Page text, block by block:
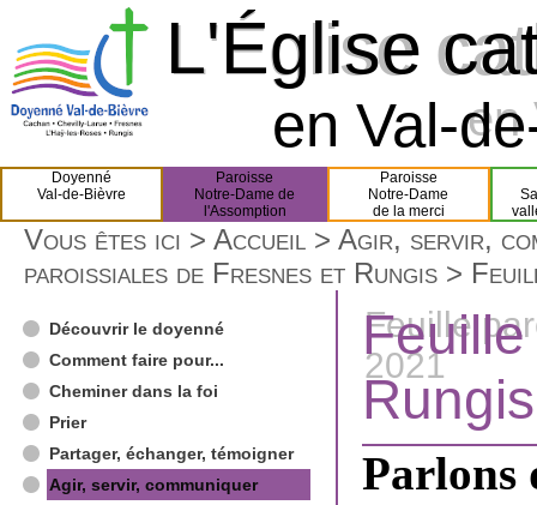
L'Église
L'Église
en
en Val-
Doyenné
Val-de-Bièvre
Paroisse
Notre-Dame de
l'Assomption
Paroisse
Notre-Dame
de la merci
Vous êtes ici > Accueil > Agir, servir,
paroissiales de Fresnes et Rungis >
Découvrir le doyenné
Comment faire pour...
Cheminer dans la foi
Prier
Partager, échanger, témoigner
Agir, servir, communiquer
Feuille
2021
Parlons